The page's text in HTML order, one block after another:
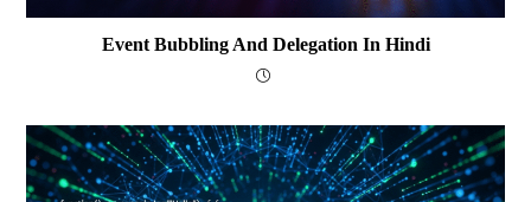
Event Bubbling And Delegation In Hindi